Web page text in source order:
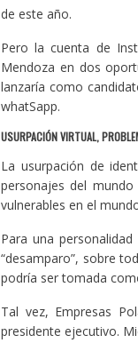
de este año.
Pero la cuenta de
Mendoza en dos
lanzaría como
whatSapp.
USURPACIÓN VIRTUAL,
La usurpación de
personajes del
vulnerables en el
Para una
“desamparo”, sobre
podría ser tomada
Tal vez, Empresas
presidente ejecutivo.